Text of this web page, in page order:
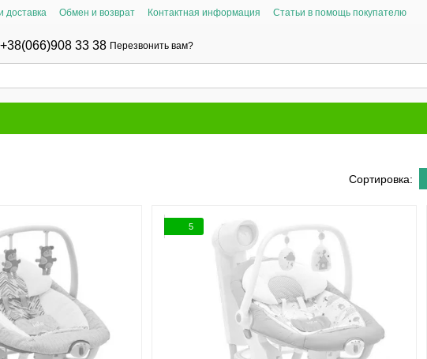
доставка Обмен и возврат Контактная информация
Статьи в помощь покупателю
+38(066)908 33 38 Перезвонить вам?
Сортировка:
5